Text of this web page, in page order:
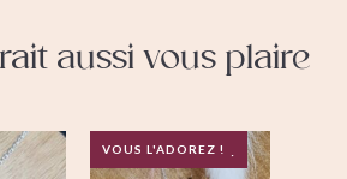
aussi vous plaire
VOUS L'ADOREZ !